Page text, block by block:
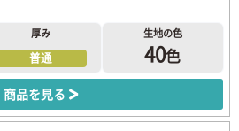
厚み
普通
生地の色
40色
商品を見る